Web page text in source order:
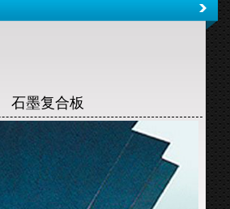
石墨复合板